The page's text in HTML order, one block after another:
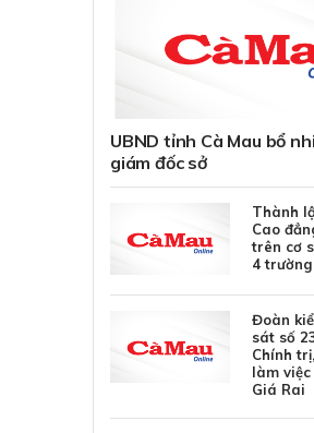
UBND tỉnh Cà Mau bổ
giám đốc sở
Thành
Cao
trên cơ
4
Đoàn
sát số
Chính
làm
Giá Rai